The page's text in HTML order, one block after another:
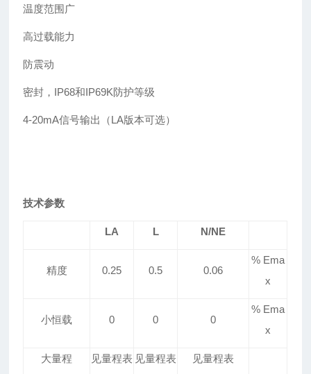
温度范围广
高过载能力
防震动
密封，IP68和IP69K防护等级
4-20mA信号输出（LA版本可选）
技术参数
LA L N/NE
精度 0.25 0.5 0.06
% Ema
x
小恒载 0 0 0
% Ema
x
大量程 见量程表 见量程表 见量程表